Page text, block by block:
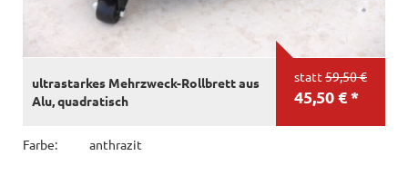
statt 59,50 €
45,50 € *
ultrastarkes Mehrzweck-Rollbrett aus
Alu, quadratisch
Farbe: anthrazit